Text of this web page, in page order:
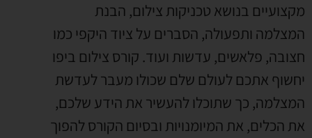
מקצועיים בנושא טכניקות צילום, הבנת
המצלמה ותפעולה, הסברים על ציוד היקפי כמו
חצובה, פלאשים, עדשות ועוד. קורס צילום ביפו
יחשוף אתכם לעולם שלם שכולו מעבר לעדשת
המצלמה, כך שתוכלו להעשיר את הידע שלכם,
את הכלים, את המיומנויות ובסיום הקורס להפוך